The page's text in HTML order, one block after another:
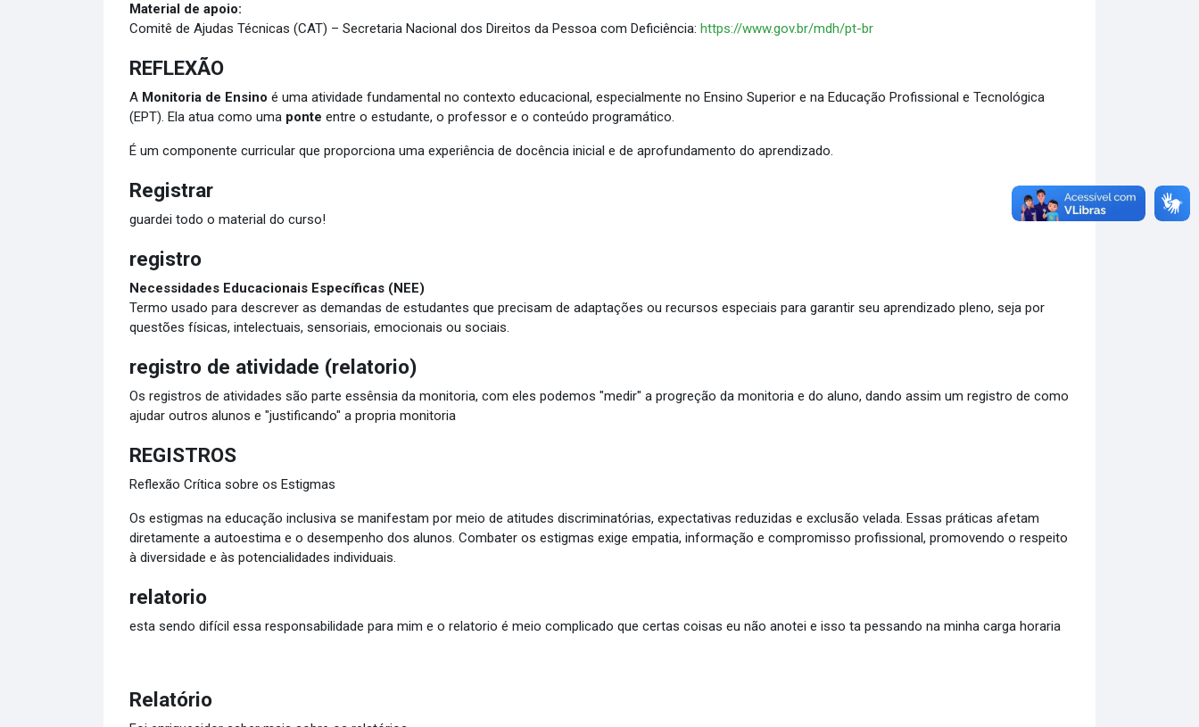
Material de apoio:
Comitê de Ajudas Técnicas (CAT) – Secretaria Nacional dos Direitos da Pessoa com Deficiência: https://www.gov.br/mdh/pt-br
REFLEXÃO
A Monitoria de Ensino é uma atividade fundamental no contexto educacional, especialmente no Ensino Superior e na Educação Profissional e Tecnológica
(EPT). Ela atua como uma ponte entre o estudante, o professor e o conteúdo programático.
É um componente curricular que proporciona uma experiência de docência inicial e de aprofundamento do aprendizado.
Registrar
guardei todo o material do curso!
registro
Necessidades Educacionais Específicas (NEE)
Termo usado para descrever as demandas de estudantes que precisam de adaptações ou recursos especiais para garantir seu aprendizado pleno, seja por
questões físicas, intelectuais, sensoriais, emocionais ou sociais.
registro de atividade (relatorio)
Os registros de atividades são parte essênsia da monitoria, com eles podemos "medir" a progreção da monitoria e do aluno, dando assim um registro de como
ajudar outros alunos e "justificando" a propria monitoria
REGISTROS
Reflexão Crítica sobre os Estigmas
Os estigmas na educação inclusiva se manifestam por meio de atitudes discriminatórias, expectativas reduzidas e exclusão velada. Essas práticas afetam
diretamente a autoestima e o desempenho dos alunos. Combater os estigmas exige empatia, informação e compromisso profissional, promovendo o respeito
à diversidade e às potencialidades individuais.
relatorio
esta sendo difícil essa responsabilidade para mim e o relatorio é meio complicado que certas coisas eu não anotei e isso ta pessando na minha carga horaria
Relatório